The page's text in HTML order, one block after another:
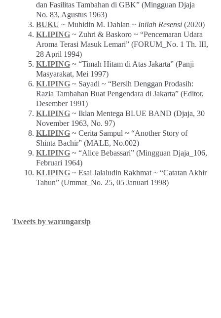
dan Fasilitas Tambahan di GBK” (Mingguan Djaja
No. 83, Agustus 1963)
BUKU ~ Muhidin M. Dahlan ~ Inilah Resensi(2020)
KLIPING~ Zuhri & Baskoro ~ “Pencemaran Udara
Aroma Terasi Masuk Lemari” (FORUM_No. 1 Th. III,
28 April 1994)
KLIPING~ “Timah Hitam di Atas Jakarta” (Panji
Masyarakat, Mei 1997)
KLIPING~ Sayadi ~ “Bersih Denggan Prodasih:
Razia Tambahan Buat Pengendara di Jakarta” (Editor,
Desember 1991)
KLIPING~ Iklan Mentega BLUE BAND (Djaja, 30
November 1963, No. 97)
KLIPING~ Cerita Sampul ~ “Another Story of
Shinta Bachir” (MALE, No.002)
KLIPING~ “Alice Bebassari” (Mingguan Djaja_106,
Februari 1964)
KLIPING~ Esai Jalaludin Rakhmat ~ “Catatan Akhir
Tahun” (Ummat_No. 25, 05 Januari 1998)
Tweets by warungarsip